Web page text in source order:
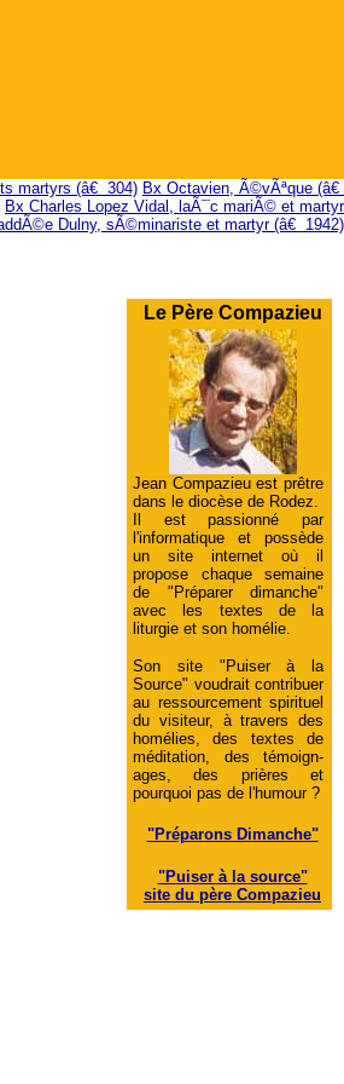
martyrs (â€ 304) Bx Octavien, Ã©vÃªque (â€
Bx Charles Lopez Vidal, laÃ¯c mariÃ© et martyr
Dulny, sÃ©minariste et martyr (â€ 1942)
Le Père Compazieu
Jean Compazieu est prêtre
dans le diocèse de Rodez.
Il est passionné par
l'informatique et possède
un site internet où il
propose chaque semaine
de "Préparer dimanche"
avec les textes de la
liturgie et son homélie.
Son site "Puiser à la
Source" voudrait contribuer
au ressourcement spirituel
du visiteur, à travers des
homélies, des textes de
méditation, des témoign-
ages, des prières et
pourquoi pas de l'humour ?
"Préparons Dimanche"
"Puiser à la source"
site du père Compazieu